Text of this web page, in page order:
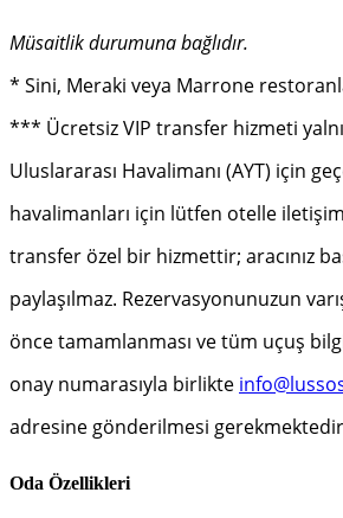
Müsaitlik durumuna bağlıdır.
* Sini, Meraki veya Marrone
*** Ücretsiz VIP transfer hizmeti
Uluslararası Havalimanı (AYT) için
havalimanları için lütfen otelle
transfer özel bir hizmettir; aracınız
paylaşılmaz. Rezervasyonunuzun
önce tamamlanması ve tüm uçuş
onay numarasıyla birlikte
adresine gönderilmesi
Oda Özellikleri